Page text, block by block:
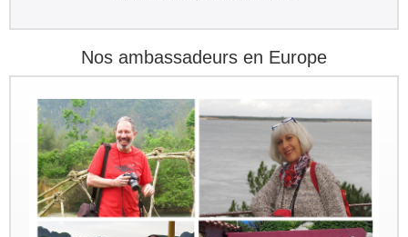
Nos ambassadeurs en Europe